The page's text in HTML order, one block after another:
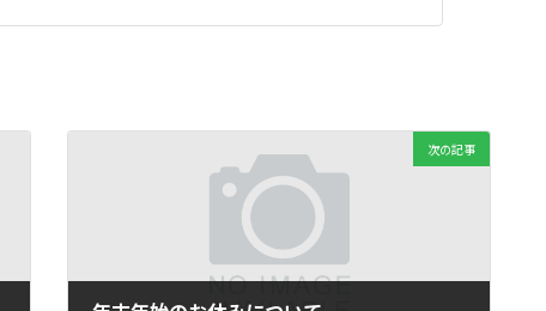
次の記事